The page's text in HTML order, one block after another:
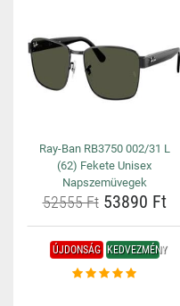
Ray-Ban RB3750 002/31 L
(62) Fekete Unisex
Napszemüvegek
52555 Ft53890 Ft
ÚJDONSÁG KEDVEZMÉNY